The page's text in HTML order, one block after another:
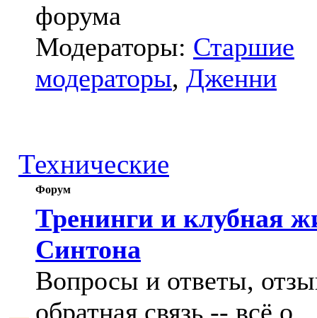
форума
Модераторы: Старшие
модераторы, Дженни
Технические
Форум
Тренинги и клубная
Синтона
Вопросы и ответы,
обратная связь -- всё о